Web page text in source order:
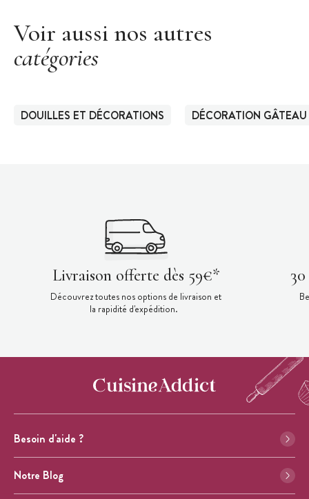
Voir aussi nos autres
catégories
DOUILLES ET DÉCORATIONS DÉCORATION GÂTEAU
Livraison offerte dès 59€*
Découvrez toutes nos options de livraison et
la rapidité d'expédition.
Besoin d'aide ?
Notre Blog